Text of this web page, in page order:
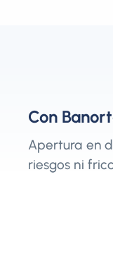
Con
Apertura en
riesgos ni